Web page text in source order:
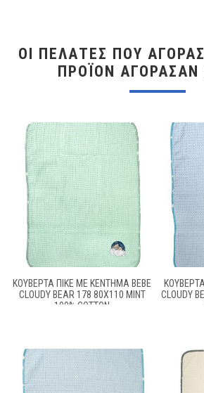
ΟΙ ΠΕΛΆΤΕΣ ΠΟΥ
ΠΡΟΪΌΝ ΑΓΌΡΑΣΑΝ
ΚΟΥΒΈΡΤΑ ΠΙΚΈ ΜΕ ΚΈΝΤΗΜΑ BEBE
CLOUDY BEAR 178 80X110 MINT
100% COTTON
CLOUDY